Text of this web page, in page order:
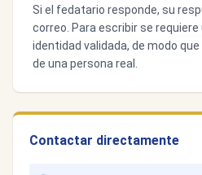
Si el fedatario responde, su
correo. Para escribir se
identidad validada, de modo
de una persona real.
Contactar directamente